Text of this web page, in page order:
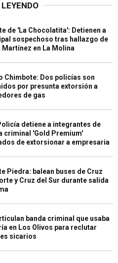
de 'La Chocolatita': Detienen a
sospechoso tras hallazgo de
Martínez en La Molina
Chimbote: Dos policías son
por presunta extorsión a
de gas
detiene a integrantes de
criminal 'Gold Premium'
de extorsionar a empresaria
Piedra: balean buses de Cruz
y Cruz del Sur durante salida
banda criminal que usaba
en Los Olivos para reclutar
sicarios